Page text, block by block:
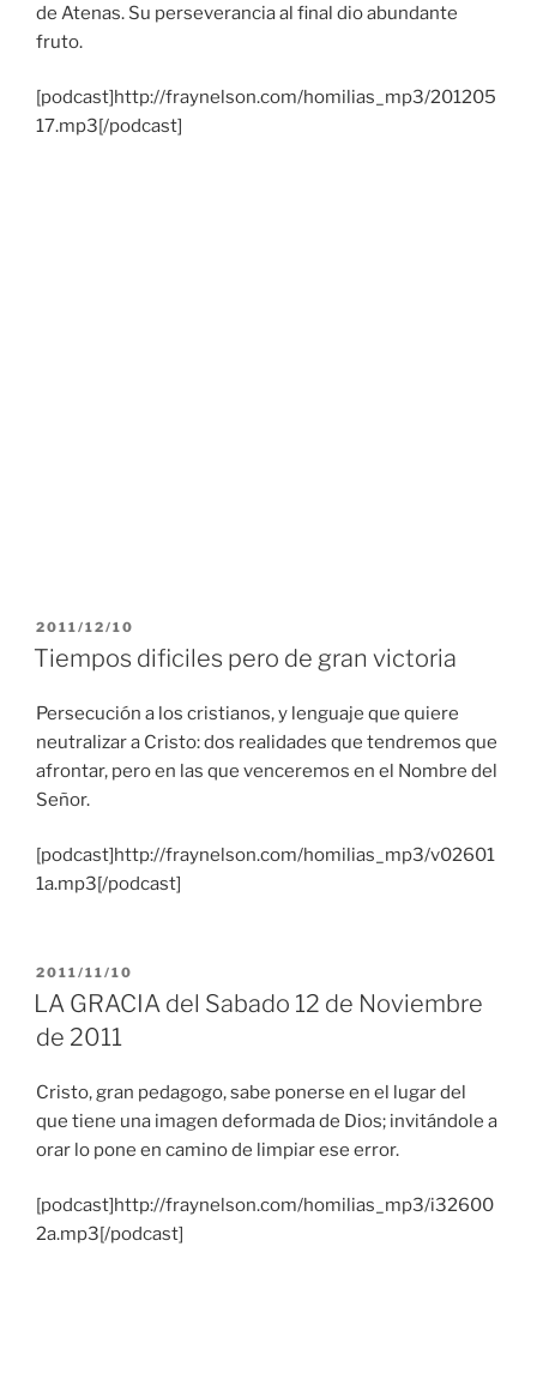
de Atenas. Su perseverancia al final dio abundante
fruto.
[podcast]http://fraynelson.com/homilias_mp3/201205
17.mp3[/podcast]
PUBLICADO
EL
2011/12/10
Tiempos dificiles pero de gran victoria
Persecución a los cristianos, y lenguaje que quiere
neutralizar a Cristo: dos realidades que tendremos que
afrontar, pero en las que venceremos en el Nombre del
Señor.
[podcast]http://fraynelson.com/homilias_mp3/v02601
1a.mp3[/podcast]
PUBLICADO
EL
2011/11/10
LA GRACIA del Sabado 12 de Noviembre
de 2011
Cristo, gran pedagogo, sabe ponerse en el lugar del
que tiene una imagen deformada de Dios; invitándole a
orar lo pone en camino de limpiar ese error.
[podcast]http://fraynelson.com/homilias_mp3/i32600
2a.mp3[/podcast]